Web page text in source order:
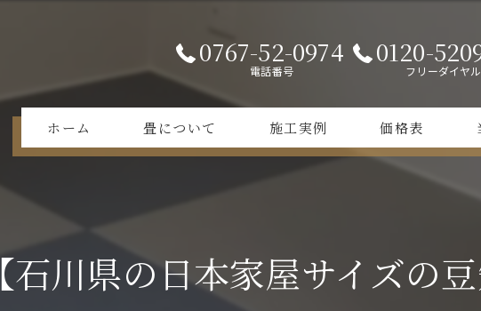
0767-52-0974
電話番号
0120-
フリーダイヤル
ホーム 畳について 施工実例 価格表
【石川県の日本家屋サイズの豆